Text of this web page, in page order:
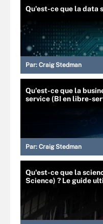
Qu'est-ce que la data
Par: Craig Stedman
Qu'est-ce que la
service (BI en libre-
Par: Craig Stedman
Qu'est-ce que la
Science) ? Le guide